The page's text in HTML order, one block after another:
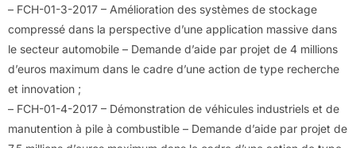
– FCH-01-3-2017 – Amélioration des systèmes de stockage
compressé dans la perspective d’une application massive dans
le secteur automobile – Demande d’aide par projet de 4 millions
d’euros maximum dans le cadre d’une action de type recherche
et innovation ;
– FCH-01-4-2017 – Démonstration de véhicules industriels et de
manutention à pile à combustible – Demande d’aide par projet de